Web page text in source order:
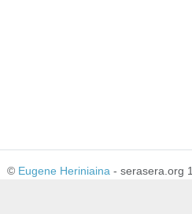
© Eugene Heriniaina - serasera.org